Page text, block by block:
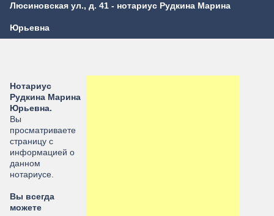
Люсиновская ул., д. 41 - нотариус Рудкина Марина
Юрьевна
Нотариус
Рудкина Марина
Юрьевна.
Вы
просматриваете
страницу с
информацией о
данном
нотариусе.
Вы всегда
можете